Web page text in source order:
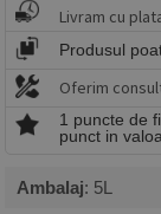
Livram cu
Produsul
Oferim
1 puncte de
punct in
Ambalaj: 5L